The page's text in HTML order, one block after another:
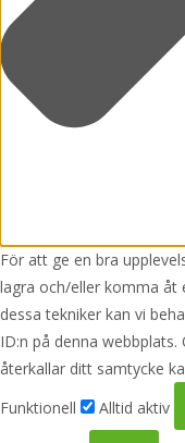
För att ge en bra
lagra och/eller komma åt
dessa tekniker kan vi
ID:n på denna
återkallar ditt samtycke
Funktionell
Alltid aktiv